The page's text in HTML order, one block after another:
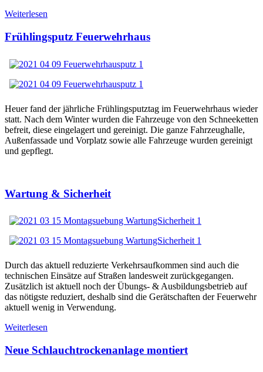
Weiterlesen
Frühlingsputz Feuerwehrhaus
Heuer fand der jährliche Frühlingsputztag im Feuerwehrhaus wieder
statt. Nach dem Winter wurden die Fahrzeuge von den Schneeketten
befreit, diese eingelagert und gereinigt. Die ganze Fahrzeughalle,
Außenfassade und Vorplatz sowie alle Fahrzeuge wurden gereinigt
und gepflegt.
Wartung & Sicherheit
Durch das aktuell reduzierte Verkehrsaufkommen sind auch die
technischen Einsätze auf Straßen landesweit zurückgegangen.
Zusätzlich ist aktuell noch der Übungs- & Ausbildungsbetrieb auf
das nötigste reduziert, deshalb sind die Gerätschaften der Feuerwehr
aktuell wenig in Verwendung.
Weiterlesen
Neue Schlauchtrockenanlage montiert